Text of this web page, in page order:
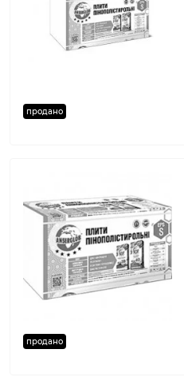
продано
продано